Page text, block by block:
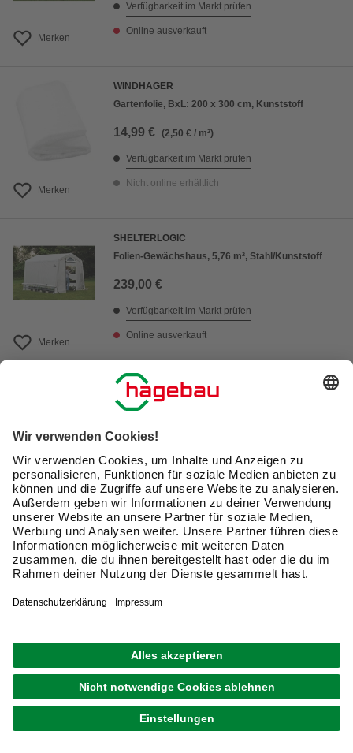
Merken
Verfügbarkeit im Markt prüfen
Online ausverkauft
Merken
WINDHAGER
Gartenfolie, BxL: 200 x 300 cm, Kunststoff
14,99 € (2,50 € / m²)
Verfügbarkeit im Markt prüfen
Nicht online erhältlich
Merken
SHELTERLOGIC
Folien-Gewächshaus, 5,76 m², Stahl/Kunststoff
239,00 €
Verfügbarkeit im Markt prüfen
Online ausverkauft
1 von2
Foliengewächshäuser online kaufen:
Gemüse und Kräuter anbauen
Foliengewächshäuser sind die ideale Lösung, wenn Du
damit beginnen möchtest, Gemüse und Kräuter im
kleineren Maßstab anzubauen. Auf diese Art ergänzt Du
Deinen Speiseplan durch gesunde und schmackhafte
Lebensmittel. Zudem macht es viel Freude, die Pflanzen
Weshalb eignen sich Foliengewächshäuser besonders
für Einsteiger?
Das Foliengewächshaus ist eine attraktive Alternative